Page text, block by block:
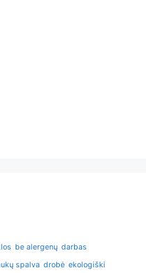
be alergenų darbas
spalva drobė ekologiški